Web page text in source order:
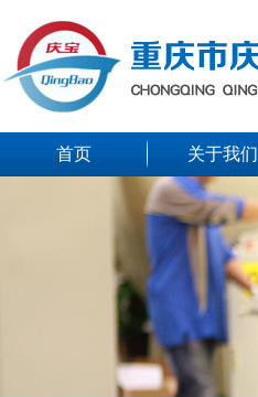
首页 关于我们